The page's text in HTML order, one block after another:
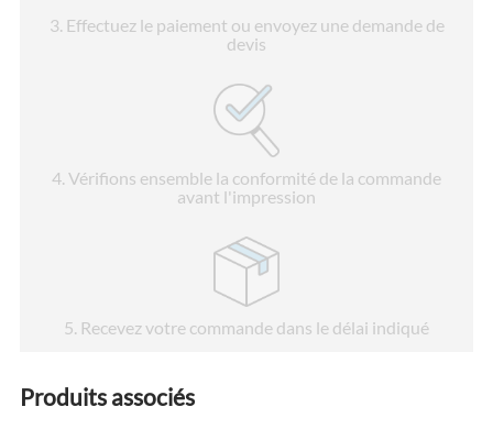
3. Effectuez le paiement ou envoyez une demande de
devis
4. Vérifions ensemble la conformité de la commande
avant l'impression
5. Recevez votre commande dans le délai indiqué
Produits associés